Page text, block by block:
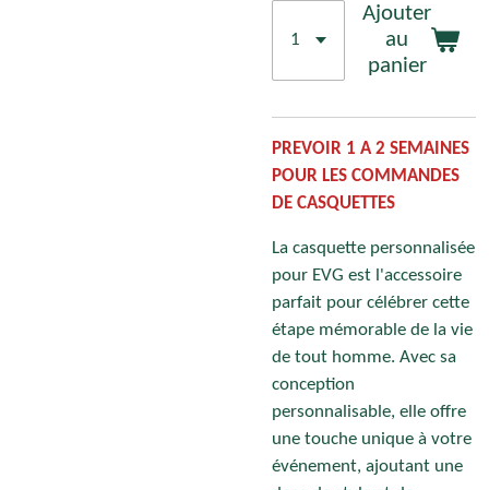
Ajouter
au
panier
PREVOIR 1 A 2 SEMAINES
POUR LES COMMANDES
DE CASQUETTES
La casquette personnalisée
pour EVG est l'accessoire
parfait pour célébrer cette
étape mémorable de la vie
de tout homme. Avec sa
conception
personnalisable, elle offre
une touche unique à votre
événement, ajoutant une